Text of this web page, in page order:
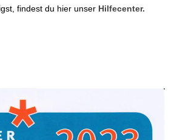
findest du hier unser Hilfecenter.